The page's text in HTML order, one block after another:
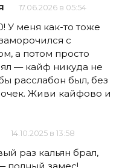
17.06.2026 в 05:54
У меня как-то тоже
с
а потом просто
— кайф никуда не
расслабон был, без
Живи кайфово и
14.10.2025 в 13:58
раз кальян брал,